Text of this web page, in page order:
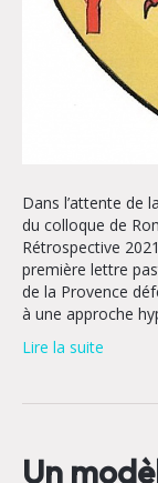
Dans l’attente de
du colloque de
Rétrospective
première lettre
de la Provence
à une approche
Lire la suite
Un